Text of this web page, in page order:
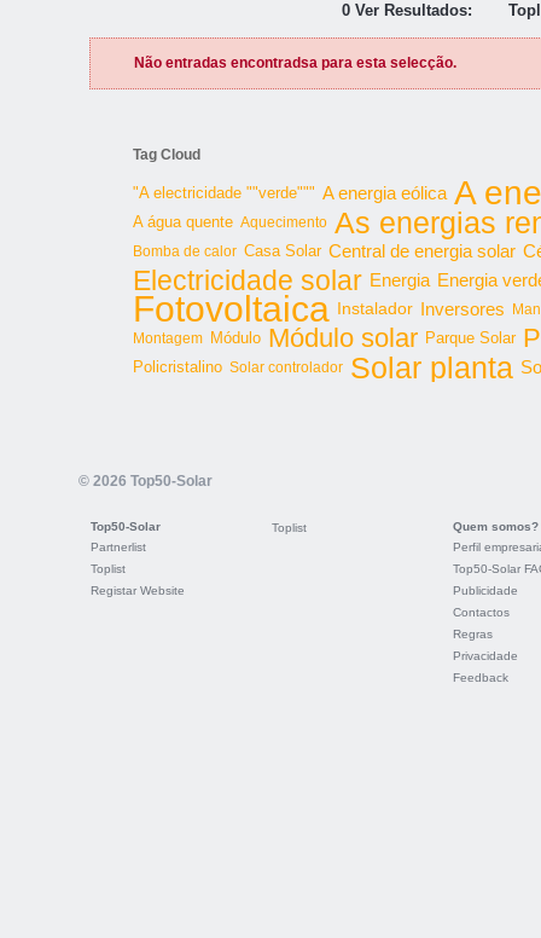
0 Ver Resultados:
Não entradas encontradsa para esta selecção.
Tag Cloud
"A electricidade ""verde""" A energia eólica A
A água quente Aquecimento As energias
Bomba de calor Casa Solar Central de energia solar
Electricidade solar Energia Energia
Fotovoltaica Instalador Inversores
Montagem Módulo Módulo solar Parque Solar
Policristalino Solar controlador Solar planta
© 2026 Top50-Solar
Top50-Solar
Partnerlist
Toplist
Registar Website
Toplist
Quem somos?
Perfil
Top50-Solar
Publicidade
Contactos
Regras
Privacidade
Feedback